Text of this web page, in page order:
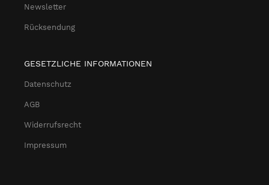
Newsletter
Rücksendung
GESETZLICHE INFORMATIONEN
Datenschutz
AGB
Widerrufsrecht
Impressum